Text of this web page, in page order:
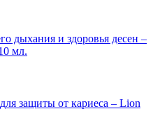
дыхания и здоровья десен –
мл.
защиты от кариеса – Lion